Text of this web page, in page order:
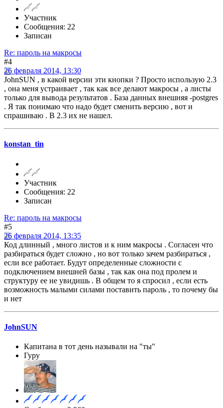
Участник
Сообщения: 22
Записан
Re: пароль на макросы
#4
26 февраля 2014, 13:30
JohnSUN , в какой версии эти кнопки ? Просто использую 2.3
, она меня устраивает , так как все делают макросы , а листы
только для вывода результатов . База данных внешняя -postgres
. Я так понимаю что надо будет сменить версию , вот и
спрашиваю . В 2.3 их не нашел.
konstan_tin
Участник
Сообщения: 22
Записан
Re: пароль на макросы
#5
26 февраля 2014, 13:35
Код длинный , много листов и к ним макросы . Согласен что
разбираться будет сложно , но вот только зачем разбираться ,
если все работает. Будут определенные сложности с
подключением внешней базы , так как она под пролем и
структуру ее не увидишь . В общем то я спросил , если есть
возможность малыми силами поставить пароль , то почему бы
и нет
JohnSUN
Капитана в тот день называли на "ты"
Гуру